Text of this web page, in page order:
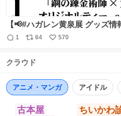
【📢#ハガレン黄泉展 グッズ情報】 「鋼の錬金術師
のツガイ」 オリジナルティー
￣￣ https://t.co/pIE6R6PHoE
返
数
1
リ
ス
数
64
い
570
クラウド
アニメ・マンガ アイドル
ちいかわ
古本屋